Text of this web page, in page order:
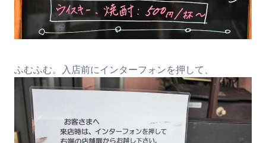
ふむふむ。入店前にインターフォンを押して、